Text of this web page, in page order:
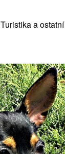
Turistika a ostatní